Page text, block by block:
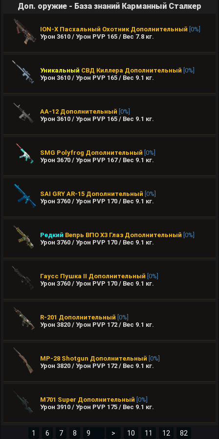
Доп. оружие - База знаний Карманный Сталкер
ION-X Пасхальный Охотник Дополнительный [0%]
Урон 3610 / Урон PVP 165 / Вес 7.8 кг.
Уникальный СВД Киллера Дополнительный [0%]
Урон 3610 / Урон PVP 165 / Вес 9.1 кг.
AA-12 Дополнительный [0%]
Урон 3610 / Урон PVP 165 / Вес 9.1 кг.
SMG Polyfrog Дополнительный [0%]
Урон 3670 / Урон PVP 167 / Вес 9.1 кг.
SAI GRY AR‐15 Дополнительный [0%]
Урон 3760 / Урон PVP 170 / Вес 9.1 кг.
Редкий Вепрь ВПО X3 Глаз Дополнительный [0%]
Урон 3760 / Урон PVP 170 / Вес 9.1 кг.
Гаусс Пушка II Дополнительный [0%]
Урон 3760 / Урон PVP 170 / Вес 9.1 кг.
R-201 Дополнительный [0%]
Урон 3820 / Урон PVP 172 / Вес 9.1 кг.
MP-28 Shotgun Дополнительный [0%]
Урон 3820 / Урон PVP 172 / Вес 9.1 кг.
M701 Super Дополнительный [0%]
Урон 3910 / Урон PVP 175 / Вес 9.1 кг.
1 6 7 8 > 10 11 12 82